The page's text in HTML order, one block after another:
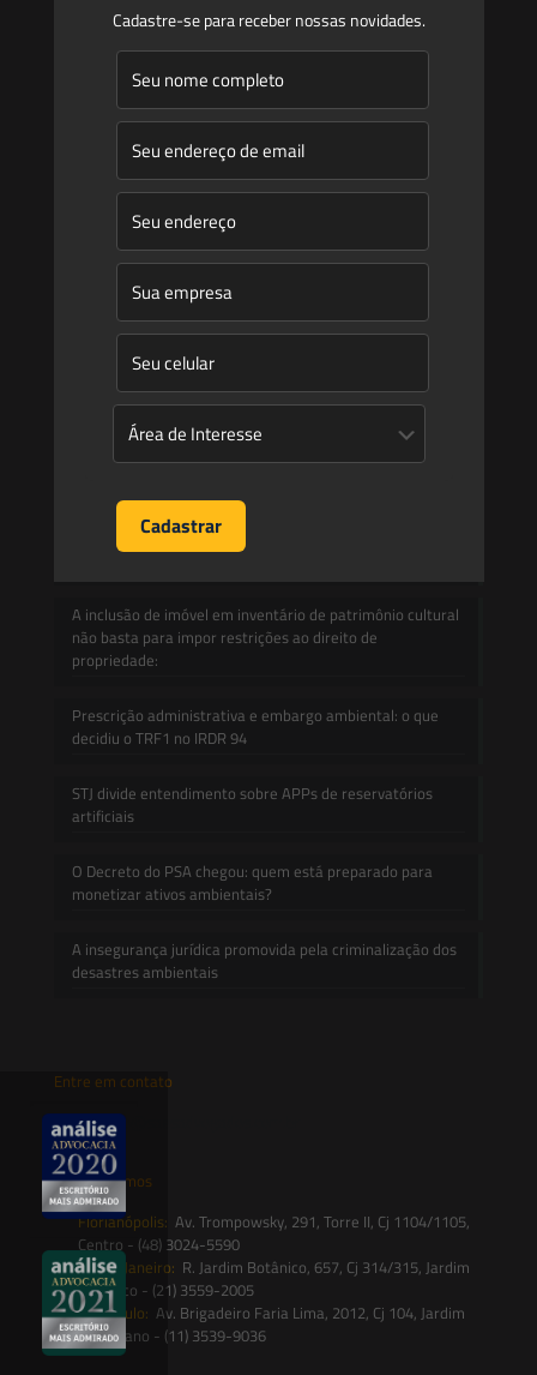
Quem Somos
Atuação
Newsletter
Publicações
Artigos
Novidades Legislativas
Informativos
Contato
Mudanças climáticas, risco operacional e a relevância do
Plano Clima 2026 para as hidrelétricas
A inclusão de imóvel em inventário de patrimônio cultural
não basta para impor restrições ao direito de
propriedade:
Prescrição administrativa e embargo ambiental: o que
decidiu o TRF1 no IRDR 94
STJ divide entendimento sobre APPs de reservatórios
artificiais
O Decreto do PSA chegou: quem está preparado para
monetizar ativos ambientais?
A insegurança jurídica promovida pela criminalização dos
desastres ambientais
Entre em contato
contato@saesadvogados.com.br
Onde estamos
Florianópolis: Av. Trompowsky, 291, Torre II, Cj 1104/1105,
Centro - (48) 3024-5590
Rio de Janeiro: R. Jardim Botânico, 657, Cj 314/315, Jardim
Botânico - (21) 3559-2005
São Paulo: Av. Brigadeiro Faria Lima, 2012, Cj 104, Jardim
Paulistano - (11) 3539-9036
Cadastre-se para receber nossas novidades.